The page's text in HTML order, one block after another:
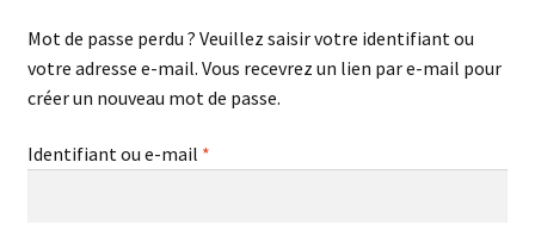
Mot de passe perdu ? Veuillez saisir votre identifiant ou
votre adresse e-mail. Vous recevrez un lien par e-mail pour
créer un nouveau mot de passe.
Identifiant ou e-mail *Obligatoire